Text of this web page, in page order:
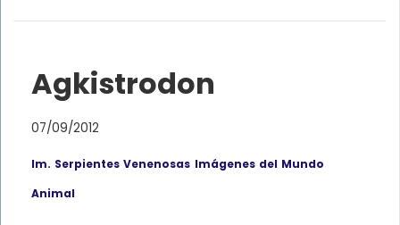
Agkistrodon
07/09/2012
Im. Serpientes Venenosas Imágenes del Mundo
Animal